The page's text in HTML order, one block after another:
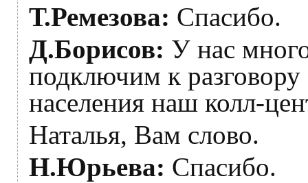
Т.Ремезова: Спасибо.
Д.Борисов: У нас
подключим к
населения наш колл-
Наталья, Вам слово.
Н.Юрьева: Спасибо.